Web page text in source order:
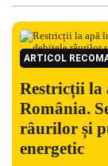
ARTICOL
Restricții la
România.
râurilor și
energetic